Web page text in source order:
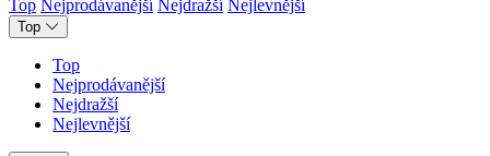
Top Nejprodávanější Nejdražší Nejlevnější
Top
Top
Nejprodávanější
Nejdražší
Nejlevnější